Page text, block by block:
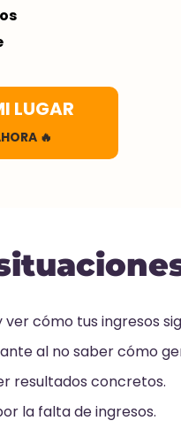
LUGAR
🔥
cómo tus ingresos
al no saber cómo
resultados concretos.
la falta de ingresos.